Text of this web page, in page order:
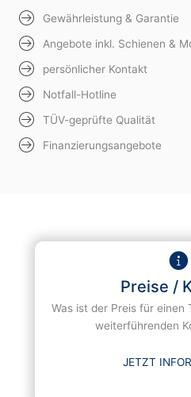
Gewährleistung & Garantie
Angebote inkl. Schienen &
persönlicher Kontakt
Notfall-Hotline
TÜV-geprüfte Qualität
Finanzierungsangebote
Preise /
Was ist der Preis für einen
weiterführenden
JETZT